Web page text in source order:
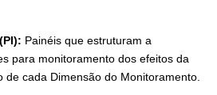
Painéis que estruturam a
para monitoramento dos efeitos da
de cada Dimensão do Monitoramento.